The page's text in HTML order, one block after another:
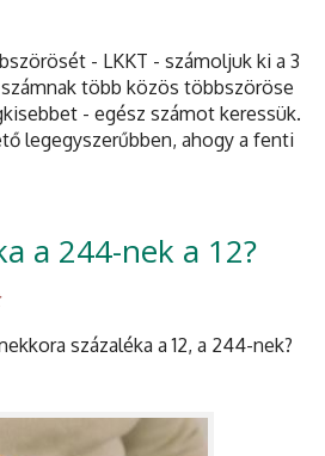
- LKKT - számoljuk ki a 3
több közös többszöröse
- egész számot keressük.
legegyszerűbben, ahogy a fenti
a 244-nek a 12?
százaléka a 12, a 244-nek?